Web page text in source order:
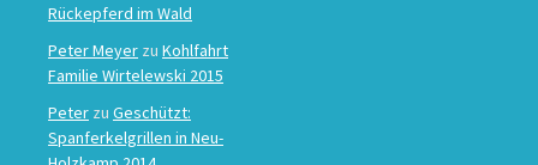
Rückepferd im Wald
Peter Meyer zu Kohlfahrt
Familie Wirtelewski 2015
Peter zu Geschützt:
Spanferkelgrillen in Neu-